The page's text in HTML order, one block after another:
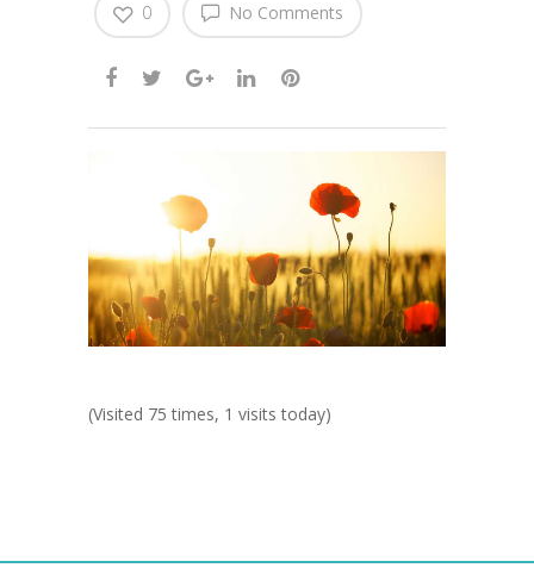
No Comments
0
(Visited 75 times, 1 visits today)